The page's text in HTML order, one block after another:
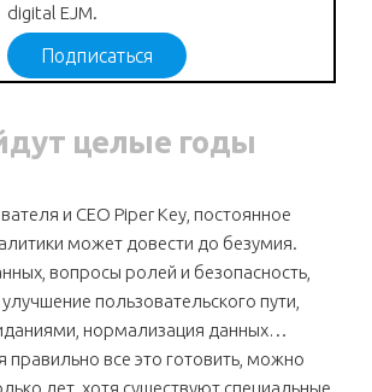
digital EJM.
Подписаться
целые годы
и CEO Piper Key, постоянное
может довести до безумия.
вопросы ролей и безопасность,
пользовательского пути,
нормализация данных…
правильно все это готовить, можно
лет, хотя существуют специальные